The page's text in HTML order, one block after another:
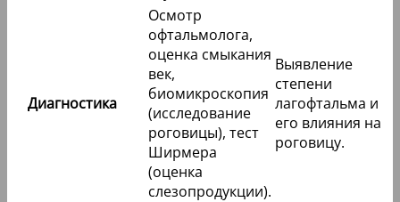
Диагностика
Осмотр
офтальмолога,
оценка смыкания
век,
биомикроскопия
(исследование
роговицы), тест
Ширмера
(оценка
слезопродукции).
Выявление
степени
лагофтальма и
его влияния на
роговицу.